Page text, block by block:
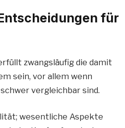
für
zwangsläufig die damit
sein, vor allem wenn
vergleichbar sind.
wesentliche Aspekte